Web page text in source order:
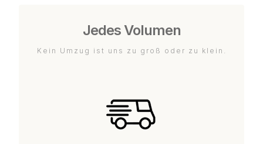
Jedes Volumen
Kein Umzug ist uns zu groß oder zu klein.